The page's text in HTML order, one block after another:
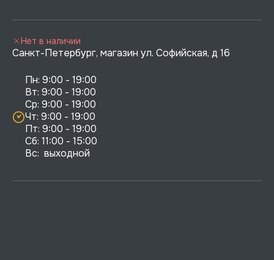
Санкт-Петербург, магазин ул. Софийская, д 16
Пн: 9:00 - 19:00
Вт: 9:00 - 19:00
Ср: 9:00 - 19:00
Чт: 9:00 - 19:00
Пт: 9:00 - 19:00
Сб: 11:00 - 15:00
Вс:  выходной
Нет в наличии